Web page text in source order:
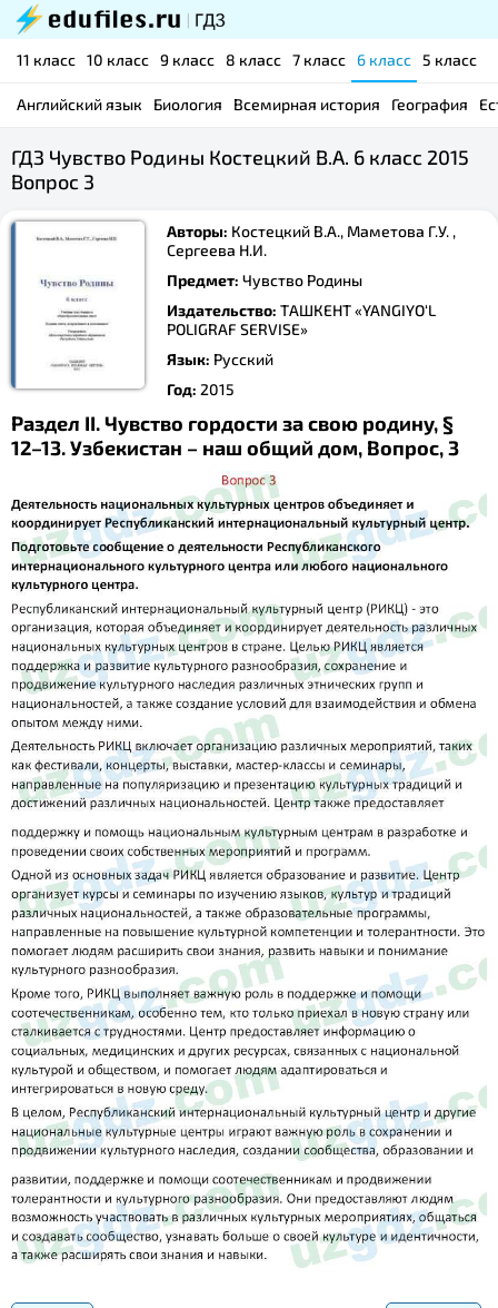
11 класс 10 класс 9 класс 8 класс 7 класс 6 класс 5 класс
Английский язык Биология Всемирная история География
ГДЗ Чувство Родины Костецкий В.А. 6 класс 2015
Вопрос 3
Авторы: Костецкий В.А., Маметова Г.У. ,
Сергеева Н.И.
Предмет: Чувство Родины
Издательство: ТАШКЕНТ «YANGIYO‘L
POLIGRAF SERVISE»
Язык: Русский
Год: 2015
Раздел II. Чувство гордости за свою родину, §
12–13. Узбекистан – наш общий дом, Вопрос, 3